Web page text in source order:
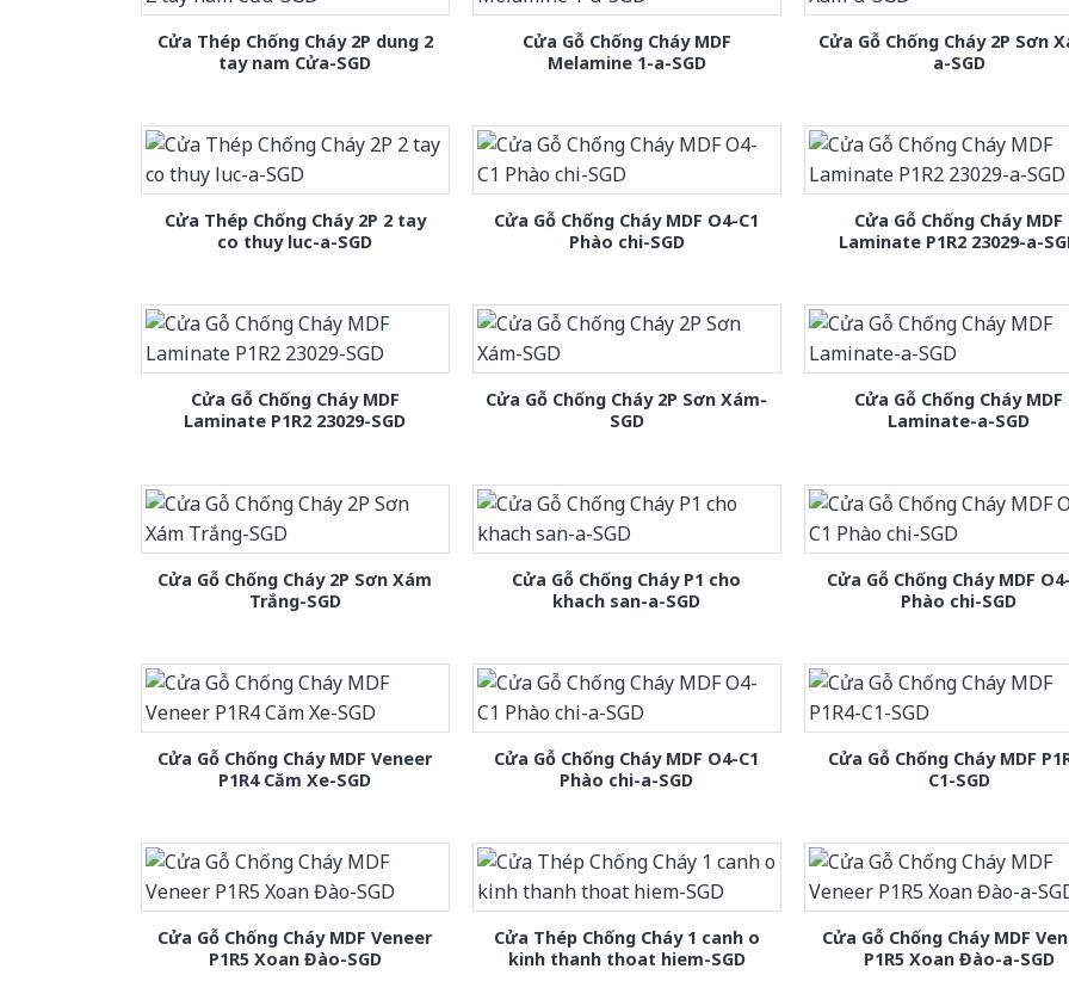
Cửa Thép Chống Cháy 2P dung 2
tay nam Cửa-SGD
Cửa Gỗ Chống Cháy MDF
Melamine 1-a-SGD
Cửa Gỗ Chống Cháy 2P Sơn
a-SGD
Cửa Thép Chống Cháy 2P 2 tay
co thuy luc-a-SGD
Cửa Gỗ Chống Cháy MDF O4-C1
Phào chi-SGD
Cửa Gỗ Chống Cháy MDF
Laminate P1R2 23029-a-
Cửa Gỗ Chống Cháy MDF
Laminate P1R2 23029-SGD
Cửa Gỗ Chống Cháy 2P Sơn Xám-
SGD
Cửa Gỗ Chống Cháy MDF
Laminate-a-SGD
Cửa Gỗ Chống Cháy 2P Sơn Xám
Trắng-SGD
Cửa Gỗ Chống Cháy P1 cho
khach san-a-SGD
Cửa Gỗ Chống Cháy MDF
Phào chi-SGD
Cửa Gỗ Chống Cháy MDF Veneer
P1R4 Căm Xe-SGD
Cửa Gỗ Chống Cháy MDF O4-C1
Phào chi-a-SGD
Cửa Gỗ Chống Cháy MDF
C1-SGD
Cửa Gỗ Chống Cháy MDF Veneer
P1R5 Xoan Đào-SGD
Cửa Thép Chống Cháy 1 canh o
kinh thanh thoat hiem-SGD
Cửa Gỗ Chống Cháy MDF
P1R5 Xoan Đào-a-SGD